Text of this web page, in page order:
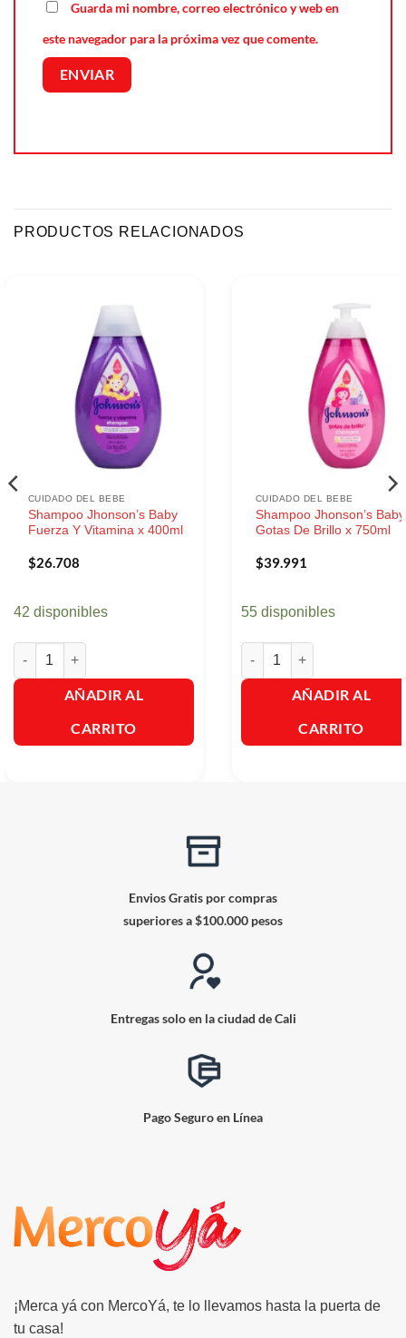
Guarda mi nombre, correo electrónico y web en
este navegador para la próxima vez que comente.
PRODUCTOS RELACIONADOS
CUIDADO DEL BEBE
Shampoo Jhonson’s Baby
Fuerza Y Vitamina x 400ml
$26.708
42 disponibles
Shampoo Jhonson's Baby Fuerza Y Vitamina x 400ml cantidad
AÑADIR AL
CARRITO
CUIDADO DEL BEBE
Shampoo Jhonson’s Baby
Gotas De Brillo x 750ml
$39.991
55 disponibles
Shampoo Jhonson's Baby
AÑADIR AL
CARRITO
Envios Gratis por compras
superiores a $100.000 pesos
Entregas solo en la ciudad de Cali
Pago Seguro en Línea
¡Merca yá con MercoYá, te lo llevamos hasta la puerta de
tu casa!